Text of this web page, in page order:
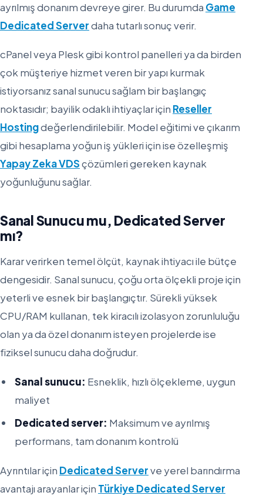
ayrılmış donanım devreye girer. Bu durumda Game
Dedicated Serverdaha tutarlı sonuç verir.
cPanel veya Plesk gibi kontrol panelleri ya da birden
çok müşteriye hizmet veren bir yapı kurmak
istiyorsanız sanal sunucu sağlam bir başlangıç
noktasıdır; bayilik odaklı ihtiyaçlar için Reseller
Hostingdeğerlendirilebilir. Model eğitimi ve çıkarım
gibi hesaplama yoğun iş yükleri için ise özelleşmiş
Yapay Zeka VDSçözümleri gereken kaynak
yoğunluğunu sağlar.
Sanal Sunucu mu, Dedicated Server
mı?
Karar verirken temel ölçüt, kaynak ihtiyacı ile bütçe
dengesidir. Sanal sunucu, çoğu orta ölçekli proje için
yeterli ve esnek bir başlangıçtır. Sürekli yüksek
CPU/RAM kullanan, tek kiracılı izolasyon zorunluluğu
olan ya da özel donanım isteyen projelerde ise
fiziksel sunucu daha doğrudur.
Sanal sunucu: Esneklik, hızlı ölçekleme, uygun
maliyet
Dedicated server: Maksimum ve ayrılmış
performans, tam donanım kontrolü
Ayrıntılar için Dedicated Serverve yerel barındırma
avantajı arayanlar için Türkiye Dedicated Server